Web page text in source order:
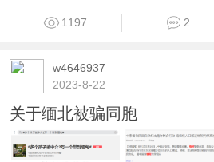
1197 2
w4646937
2023-8-22
关于缅北被骗同胞